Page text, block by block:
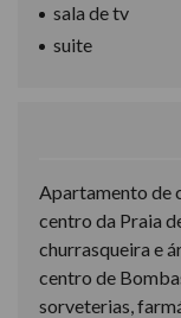
sala de tv
suite
Apartamento de
centro da Praia
churrasqueira e
centro de
sorveterias,